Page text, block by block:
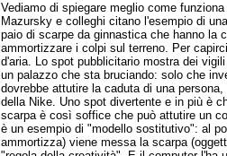
Vediamo di spiegare meglio come
Mazursky e colleghi citano l'esempio di
paio di scarpe da ginnastica che hanno la
ammortizzare i colpi sul terreno. Per
d'aria. Lo spot pubblicitario mostra dei
un palazzo che sta bruciando: solo che
dovrebbe attutire la caduta di una
della Nike. Uno spot divertente e in più è
scarpa è così soffice che può attutire un
è un esempio di "modello sostitutivo": al
ammortizza) viene messa la scarpa